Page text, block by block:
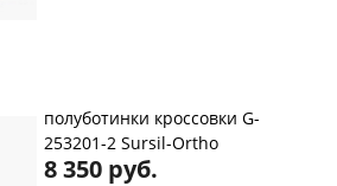
полуботинки кроссовки G-
253201-2 Sursil-Ortho
8 350 руб.